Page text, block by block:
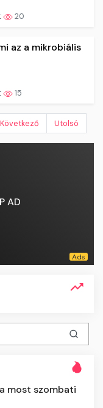
20
az a mikrobiális
15
Következő Utolsó
AD
most szombati